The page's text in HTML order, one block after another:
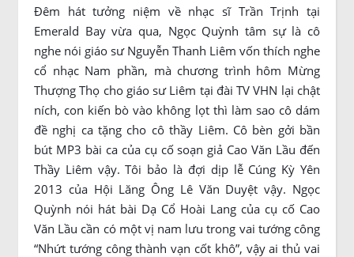
Đêm hát tưởng niệm về nhạc sĩ Trần Trịnh tại
Emerald Bay vừa qua, Ngọc Quỳnh tâm sự là cô
nghe nói giáo sư Nguyễn Thanh Liêm vốn thích nghe
cổ nhạc Nam phần, mà chương trình hôm Mừng
Thượng Thọ cho giáo sư Liêm tại đài TV VHN lại chật
ních, con kiến bò vào không lọt thì làm sao cô dám
đề nghị ca tặng cho cô thầy Liêm. Cô bèn gởi bần
bút MP3 bài ca của cụ cố soạn giả Cao Văn Lầu đến
Thầy Liêm vậy. Tôi bảo là đợi dịp lễ Cúng Kỳ Yên
2013 của Hội Lăng Ông Lê Văn Duyệt vậy. Ngọc
Quỳnh nói hát bài Dạ Cổ Hoài Lang của cụ cố Cao
Văn Lầu cần có một vị nam lưu trong vai tướng công
“Nhứt tướng công thành vạn cốt khô”, vậy ai thủ vai